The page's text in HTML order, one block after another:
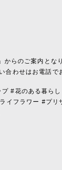
らのご案内とな
合わせはお電話で
#花のある暮ら
イフラワー #プリ